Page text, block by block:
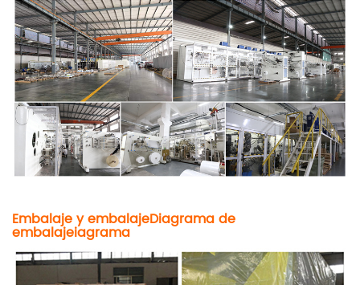
Embalaje y embalajeDiagrama de
embalajeiagrama